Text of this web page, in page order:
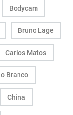
Bodycam
Bruno Lage
Carlos Matos
Branco
China